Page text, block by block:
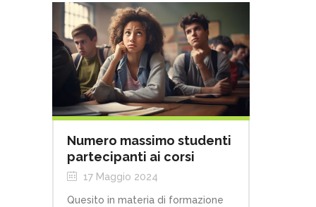
Numero massimo studenti
partecipanti ai corsi
17 Maggio 2024
Quesito in materia di formazione